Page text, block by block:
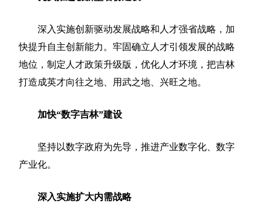
深入实施创新驱动发展战略和人才强省战略，加
快提升自主创新能力。牢固确立人才引领发展的战略
地位，制定人才政策升级版，优化人才环境，把吉林
打造成英才向往之地、用武之地、兴旺之地。
加快“数字吉林”建设
坚持以数字政府为先导，推进产业数字化、数字
产业化。
深入实施扩大内需战略